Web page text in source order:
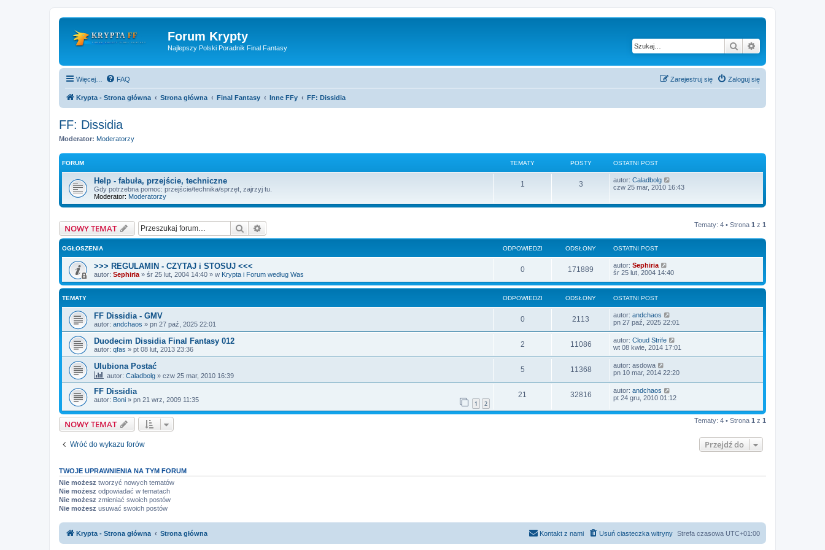
Forum Krypty
Najlepszy Polski Poradnik Final Fantasy Szukaj
Więcej… FAQ Zaloguj się
Zarejestruj się
Krypta - Strona główna Strona główna Final Fantasy Inne FFy FF: Dissidia
FF: Dissidia
Moderator: Moderatorzy
FORUM TEMATY POSTY OSTATNI POST
Help - fabuła, przejście, techniczne
Gdy potrzebna pomoc: przejście/technika/sprzęt, zajrzyj tu.
Moderator: Moderatorzy
1 3 autor: Caladbolg
y
i
n
w
s
z
s
t
czw 25 mar, 2010 16:43
NOWY TEMAT Szukaj Tematy: 4 • Strona 1 z 1
OGŁOSZENIA ODPOWIEDZI ODSŁONY OSTATNI POST
>>> REGULAMIN - CZYTAJ i STOSUJ <<<
autor: Sephiria » śr 25 lut, 2004 14:40 » w Krypta i Forum według Was
0 171889 autor: Sephiria
śr 25 lut, 2004 14:40
TEMATY ODPOWIEDZI ODSŁONY OSTATNI POST
FF Dissidia - GMV
autor: andchaos » pn 27 paź, 2025 22:01
0 2113 autor: andchaos
pn 27 paź, 2025 22:01
Duodecim Dissidia Final Fantasy 012
autor: qfas » pt 08 lut, 2013 23:36
2 11086 autor: Cloud Strife
wt 08 kwie, 2014 17:01
Ulubiona Postać
autor: Caladbolg » czw 25 mar, 2010 16:39
5 11368 autor: asdowa
pn 10 mar, 2014 22:20
FF Dissidia
autor: Boni » pn 21 wrz, 2009 11:35 1 2
21 32816 autor: andchaos
pt 24 gru, 2010 01:12
NOWY TEMAT Tematy: 4 • Strona 1 z 1
Wróć do wykazu forów Przejdź do
TWOJE UPRAWNIENIA NA TYM FORUM
Nie możesz tworzyć nowych tematów
Nie możesz odpowiadać w tematach
Nie możesz zmieniać swoich postów
Nie możesz usuwać swoich postów
Krypta - Strona główna Strona główna Strefa czasowa UTC+01:00
Usuń ciasteczka witryny
Kontakt z nami